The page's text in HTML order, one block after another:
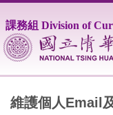
到
主
要
區
課務組 Division of
維護個人Email